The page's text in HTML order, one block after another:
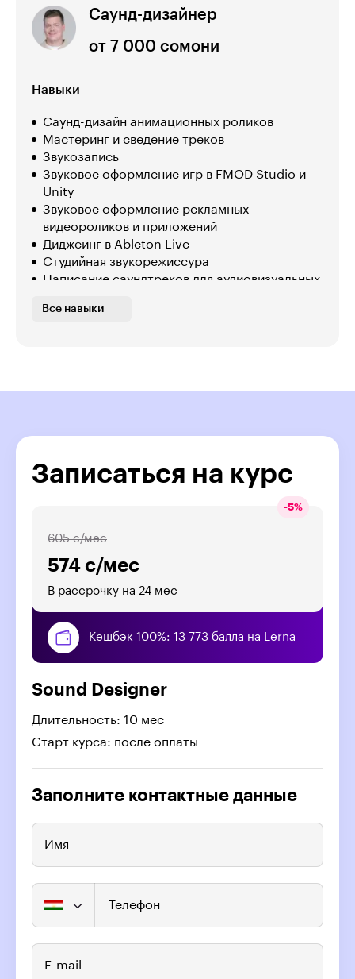
Саунд-дизайнер
от 7 000 сомони
Навыки
Саунд-дизайн анимационных роликов
Мастеринг и сведение треков
Звукозапись
Звуковое оформление игр в FMOD Studio и
Unity
Звуковое оформление рекламных
видеороликов и приложений
Диджеинг в Ableton Live
Студийная звукорежиссура
Написание саундтреков для аудиовизуальных
Звуковая айдентика бренда
Все навыки
Записаться на курс
-5%
574 с/мес
605 с/мес
В рассрочку на 24 мес
Кешбэк 100%: 13 773 балла на Lerna
Sound Designer
Длительность: 10 мес
Старт курса: после оплаты
Заполните контактные данные
Имя
Телефон
E-mail